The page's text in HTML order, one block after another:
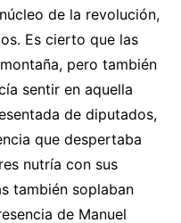
de la revolución,
Es cierto que las
pero también
sentir en aquella
de diputados,
que despertaba
nutría con sus
también soplaban
de Manuel